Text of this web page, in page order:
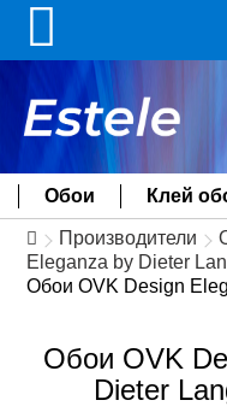
Обои Клей
Производители
Eleganza by Dieter
Обои OVK Design
Обои OVK
Dieter